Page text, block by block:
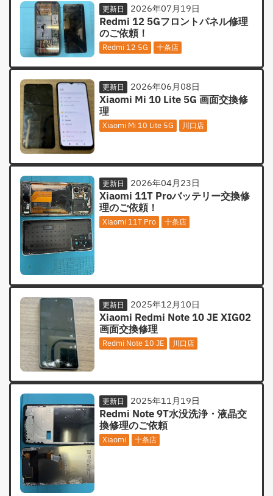
更新日 2026年07月19日
Redmi 12 5Gフロントパネル修理
のご依頼！
Redmi 12 5G 十条店
更新日 2026年06月08日
Xiaomi Mi 10 Lite 5G 画面交換修
理
Xiaomi Mi 10 Lite 5G 川口店
更新日 2026年04月23日
Xiaomi 11T Proバッテリー交換修
理のご依頼！
Xiaomi 11T Pro 十条店
更新日 2025年12月10日
Xiaomi Redmi Note 10 JE XIG02
画面交換修理
Redmi Note 10 JE 川口店
更新日 2025年11月19日
Redmi Note 9T水没洗浄・液晶交
換修理のご依頼
Xiaomi 十条店